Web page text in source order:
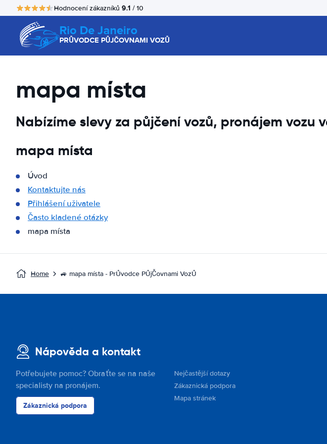
Hodnocení zákazníků 9.1 / 10
Rio De Janeiro
PRŮVODCE PŮJČOVNAMI VOZŮ
mapa místa
Nabízíme slevy za půjčení vozů, pronájem vozu
mapa místa
Úvod
Kontaktujte nás
Přihlášení uživatele
Často kladené otázky
mapa místa
Home 🚙 mapa místa - PrŮvodce PŮjČovnami VozŮ
Nápověda a kontakt
Potřebujete pomoc? Obraťte se na naše
specialisty na pronájem.
Zákaznická podpora
Nejčastější dotazy
Zákaznická podpora
Mapa stránek